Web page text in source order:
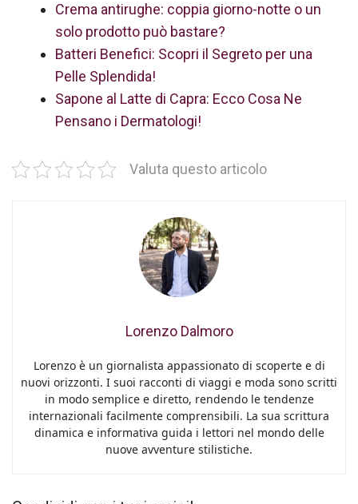
Crema antirughe: coppia giorno-notte o un
solo prodotto può bastare?
Batteri Benefici: Scopri il Segreto per una
Pelle Splendida!
Sapone al Latte di Capra: Ecco Cosa Ne
Pensano i Dermatologi!
Valuta questo articolo
Lorenzo Dalmoro
Lorenzo è un giornalista appassionato di scoperte e di
nuovi orizzonti. I suoi racconti di viaggi e moda sono scritti
in modo semplice e diretto, rendendo le tendenze
internazionali facilmente comprensibili. La sua scrittura
dinamica e informativa guida i lettori nel mondo delle
nuove avventure stilistiche.